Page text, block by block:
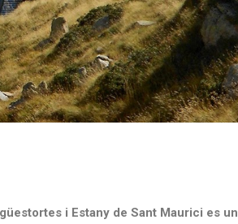
i Estany de Sant Maurici es un